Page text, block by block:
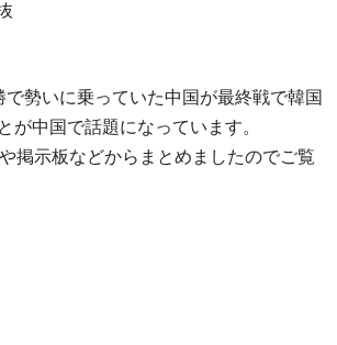
勢いに乗っていた中国が最終戦で韓国
が中国で話題になっています。
掲示板などからまとめましたのでご覧